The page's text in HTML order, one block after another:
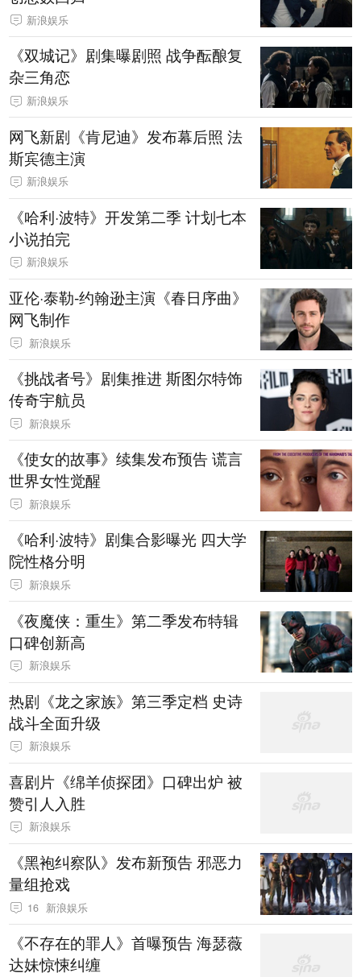
新浪娱乐
《双城记》剧集曝剧照 战争酝酿复
杂三角恋
新浪娱乐
网飞新剧《肯尼迪》发布幕后照 法
斯宾德主演
新浪娱乐
《哈利·波特》开发第二季 计划七本
小说拍完
新浪娱乐
亚伦·泰勒-约翰逊主演《春日序曲》
网飞制作
新浪娱乐
《挑战者号》剧集推进 斯图尔特饰
传奇宇航员
新浪娱乐
《使女的故事》续集发布预告 谎言
世界女性觉醒
新浪娱乐
《哈利·波特》剧集合影曝光 四大学
院性格分明
新浪娱乐
《夜魔侠：重生》第二季发布特辑
口碑创新高
新浪娱乐
热剧《龙之家族》第三季定档 史诗
战斗全面升级
新浪娱乐
喜剧片《绵羊侦探团》口碑出炉 被
赞引人入胜
新浪娱乐
《黑袍纠察队》发布新预告 邪恶力
量组抢戏
16 新浪娱乐
《不存在的罪人》首曝预告 海瑟薇
达妹惊悚纠缠